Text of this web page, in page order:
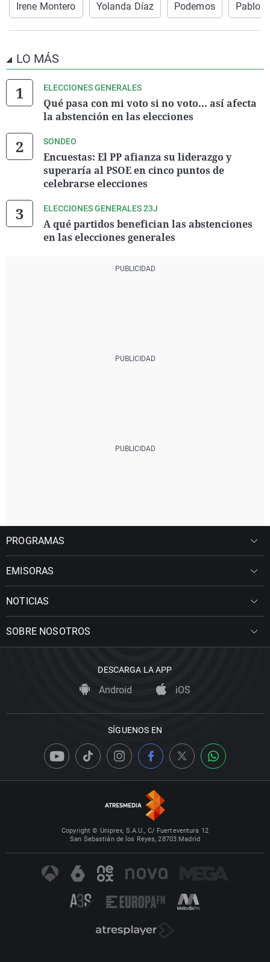
Irene Montero Yolanda Díaz Podemos Pablo
LO MÁS
ELECCIONES GENERALES
Qué pasa con mi voto si no voto... así afecta
la abstención en las elecciones
SONDEO
Encuestas: El PP afianza su liderazgo y
superaría al PSOE en cinco puntos de
celebrarse elecciones
ELECCIONES GENERALES 23J
A qué partidos benefician las abstenciones
en las elecciones generales
PROGRAMAS
EMISORAS
NOTICIAS
SOBRE NOSOTROS
DESCARGA LA APP
Android iOS
SÍGUENOS EN
Copyright © Uniprex, S.A.U., C/ Fuerteventura 12
San Sebastián de los Reyes, 28703 Madrid